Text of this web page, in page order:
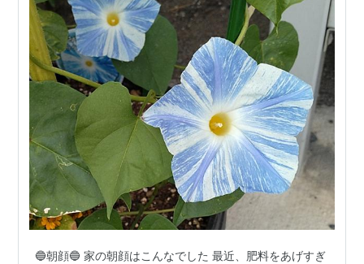
🔵朝顔🔵 家の朝顔はこんなでした 最近、肥料をあげすぎ